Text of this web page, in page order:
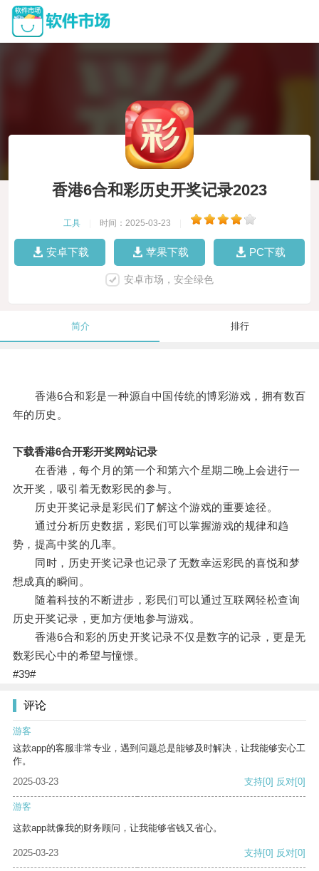
香港6合和彩历史开奖记录2023
工具 时间：2025-03-23
安卓下载 苹果下载 PC下载
安卓市场，安全绿色
简介 排行
香港6合和彩是一种源自中国传统的博彩游戏，拥有数百
年的历史。
下载香港6合开彩开奖网站记录
在香港，每个月的第一个和第六个星期二晚上会进行一
次开奖，吸引着无数彩民的参与。
历史开奖记录是彩民们了解这个游戏的重要途径。
通过分析历史数据，彩民们可以掌握游戏的规律和趋
势，提高中奖的几率。
同时，历史开奖记录也记录了无数幸运彩民的喜悦和梦
想成真的瞬间。
随着科技的不断进步，彩民们可以通过互联网轻松查询
历史开奖记录，更加方便地参与游戏。
香港6合和彩的历史开奖记录不仅是数字的记录，更是无
数彩民心中的希望与憧憬。
#39#
评论
游客
这款app的客服非常专业，遇到问题总是能够及时解决，让我能够安心工
作。
2025-03-23
支持[0] 反对[0]
游客
这款app就像我的财务顾问，让我能够省钱又省心。
2025-03-23 支持[0] 反对[0]